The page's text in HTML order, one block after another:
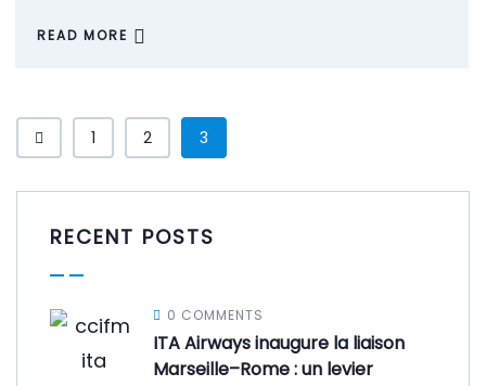
READ MORE
1 2 3
RECENT POSTS
0 COMMENTS
ITA Airways inaugure la liaison
Marseille–Rome : un levier